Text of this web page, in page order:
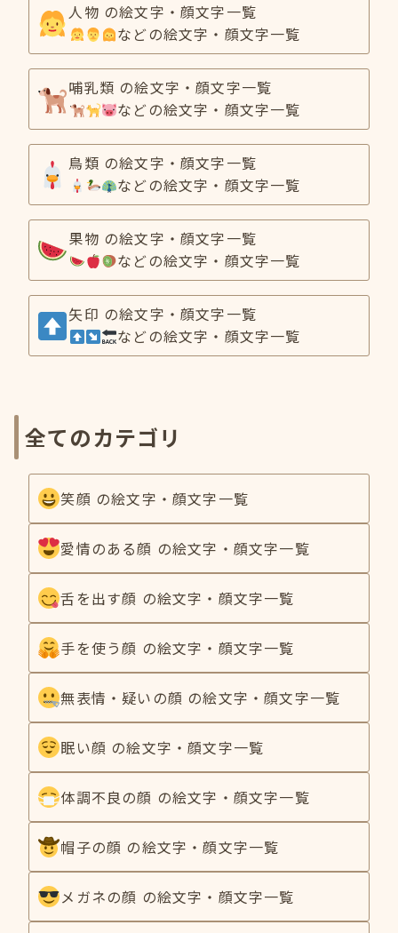
人物 の絵文字・顔文字一覧
などの絵文字・顔文字一覧
哺乳類 の絵文字・顔文字一覧
などの絵文字・顔文字一覧
鳥類 の絵文字・顔文字一覧
などの絵文字・顔文字一覧
果物 の絵文字・顔文字一覧
などの絵文字・顔文字一覧
矢印 の絵文字・顔文字一覧
などの絵文字・顔文字一覧
全てのカテゴリ
笑顔 の絵文字・顔文字一覧
愛情のある顔 の絵文字・顔文字一覧
舌を出す顔 の絵文字・顔文字一覧
手を使う顔 の絵文字・顔文字一覧
無表情・疑いの顔 の絵文字・顔文字一覧
眠い顔 の絵文字・顔文字一覧
体調不良の顔 の絵文字・顔文字一覧
帽子の顔 の絵文字・顔文字一覧
メガネの顔 の絵文字・顔文字一覧